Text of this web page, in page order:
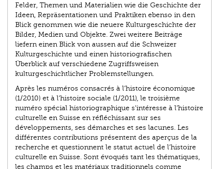
Felder, Themen und Materialien wie die Geschichte der
Ideen, Repräsenta­tionen und Praktiken ebenso in den
Blick genommen wie die neuere Kultur­geschichte der
Bilder, Medien und Objekte. Zwei weitere Beiträge
liefern einen Blick von aussen auf die Schweizer
Kulturgeschichte und einen historiografischen
Überblick auf verschiedene Zugriffsweisen
kulturgeschichtlicher Problemstellungen.
Après les numéros consacrés à l’histoire économique
(1/2010) et à l’histoire sociale (1/2011), le troisième
numéro spécial historiographique s’intéresse à l’histoire
culturelle en Suisse en réfléchissant sur ses
développements, ses démarches et ses lacunes. Les
différentes contributions présentent des aperçus de la
recherche et questionnent le statut actuel de l’histoire
culturelle en Suisse. Sont évoqués tant les thématiques,
les champs et les matériaux traditionnels comme